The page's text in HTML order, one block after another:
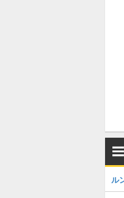
ル